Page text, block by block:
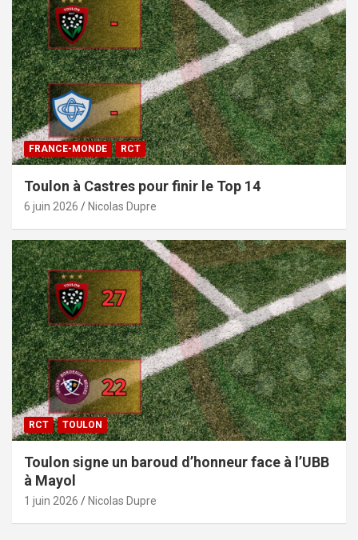
FRANCE-MONDE RCT
Toulon à Castres pour finir le Top 14
6 juin 2026 Nicolas Dupre
RCT TOULON
Toulon signe un baroud d’honneur face à l’UBB
à Mayol
1 juin 2026 Nicolas Dupre